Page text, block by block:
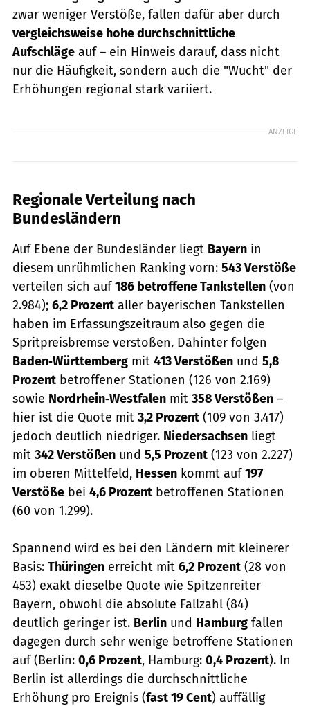
zwar weniger Verstöße, fallen dafür aber durch
vergleichsweise hohe durchschnittliche
Aufschläge auf – ein Hinweis darauf, dass nicht
nur die Häufigkeit, sondern auch die "Wucht" der
Erhöhungen regional stark variiert.
ANZEIGE
Regionale Verteilung nach
Bundesländern
Auf Ebene der Bundesländer liegt Bayern in
diesem unrühmlichen Ranking vorn: 543 Verstöße
verteilen sich auf186 betroffene Tankstellen (von
2.984); 6,2 Prozent aller bayerischen Tankstellen
haben im Erfassungszeitraum also gegen die
Spritpreisbremse verstoßen. Dahinter folgen
Baden‑Württemberg mit 413 Verstößen und 5,8
Prozent betroffener Stationen (126 von 2.169)
sowie Nordrhein‑Westfalen mit 358 Verstößen –
hier ist die Quote mit 3,2 Prozent (109 von 3.417)
jedoch deutlich niedriger. Niedersachsen liegt
mit 342 Verstößen und 5,5 Prozent (123 von 2.227)
im oberen Mittelfeld, Hessen kommt auf197
Verstöße bei 4,6 Prozent betroffenen Stationen
(60 von 1.299).
Spannend wird es bei den Ländern mit kleinerer
Basis: Thüringen erreicht mit 6,2 Prozent (28 von
453) exakt dieselbe Quote wie Spitzenreiter
Bayern, obwohl die absolute Fallzahl (84)
deutlich geringer ist. Berlin und Hamburg fallen
dagegen durch sehr wenige betroffene Stationen
auf (Berlin: 0,6 Prozent, Hamburg: 0,4 Prozent). In
Berlin ist allerdings die durchschnittliche
Erhöhung pro Ereignis (fast 19 Cent) auffällig